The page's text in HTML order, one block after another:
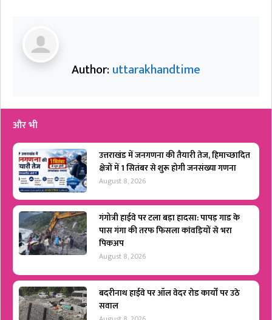
Author:uttarakhandtime
और भी
उत्तराखंड में जनगणना की तैयारी तेज, हिमाच्छादित
क्षेत्रों में 1 सितंबर से शुरू होगी जनसंख्या गणना
August 8, 2026
गंगोत्री हाईवे पर टला बड़ा हादसा: पापड़ गाड के
पास गंगा की तरफ फिसला कांवड़ियों से भरा
पिकअप
August 8, 2026
बदरीनाथ हाईवे पर ऑल वेदर रोड कार्यों पर उठे
सवाल